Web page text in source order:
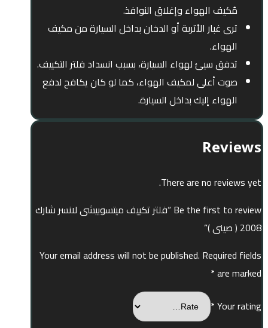
مُكيف الهواء وإغلاق النوافذ.
ترى غبار الأتربة أو الدخان بداخل السيارة من مكيف
الهواء.
تدفق سيئ لهواء السيارة، بسبب انسداد فلتر التكييف.
صوت أعلى لمكيف الهواء، كما لو كان يكافح لدفع
الهواء إليك بداخل السيارة.
Reviews
There are no reviews yet.
Be the first to review “فلتر تكييف ميتسوبيشى لانسر شارك
2008 ( صينى )”
Your email address will not be published. Required fields
are marked
*
Your rating
*